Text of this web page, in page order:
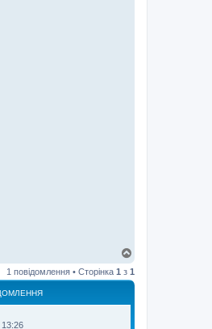
г
о
1 повідомлення • Сторінка 1 з 1
13:26